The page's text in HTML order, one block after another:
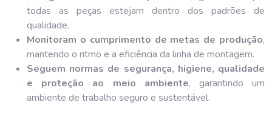
todas as peças estejam dentro dos padrões de
qualidade.
Monitoram o cumprimento de metas de produção,
mantendo o ritmo e a eficiência da linha de montagem.
Seguem normas de segurança, higiene, qualidade
e proteção ao meio ambiente, garantindo um
ambiente de trabalho seguro e sustentável.